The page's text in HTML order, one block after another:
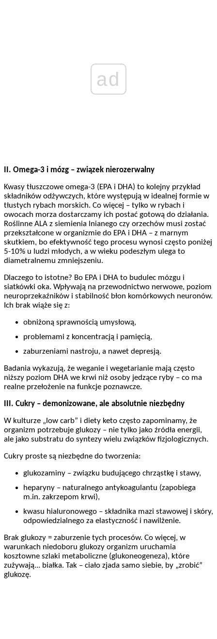
ad
II. Omega-3 i mózg – związek nierozerwalny
Kwasy tłuszczowe omega-3 (EPA i DHA) to kolejny przykład
składników odżywczych, które występują w idealnej formie w
tłustych rybach morskich. Co więcej – tylko w rybach i
owocach morza dostarczamy ich postać gotową do działania.
Roślinne ALA z siemienia lnianego czy orzechów musi zostać
przekształcone w organizmie do EPA i DHA – z marnym
skutkiem, bo efektywność tego procesu wynosi często poniżej
5-10% u ludzi młodych, a w wieku podeszłym ulega to
diametralnemu zmniejszeniu.
Dlaczego to istotne? Bo EPA i DHA to budulec mózgu i
siatkówki oka. Wpływają na przewodnictwo nerwowe, poziom
neuroprzekaźników i stabilność błon komórkowych neuronów.
Ich brak wiąże się z:
obniżoną sprawnością umysłową,
problemami z koncentracją i pamięcią,
zaburzeniami nastroju, a nawet depresją.
Badania wykazują, że weganie i wegetarianie mają często
niższy poziom DHA we krwi niż osoby jedzące ryby – co ma
realne przełożenie na funkcje poznawcze.
III. Cukry – demonizowane, ale absolutnie niezbędny
W kulturze „low carb” i diety keto często zapominamy, że
organizm potrzebuje glukozy – nie tylko jako źródła energii,
ale jako substratu do syntezy wielu związków fizjologicznych.
Cukry proste są niezbędne do tworzenia:
glukozaminy – związku budującego chrząstkę i stawy,
heparyny – naturalnego antykoagulantu (zapobiega
m.in. zakrzepom krwi),
kwasu hialuronowego – składnika mazi stawowej i skóry,
odpowiedzialnego za elastyczność i nawilżenie.
Brak glukozy = zaburzenie tych procesów. Co więcej, w
warunkach niedoboru glukozy organizm uruchamia
kosztowne szlaki metaboliczne (glukoneogeneza), które
zużywają... białka. Tak – ciało zjada samo siebie, by „zrobić”
glukozę.